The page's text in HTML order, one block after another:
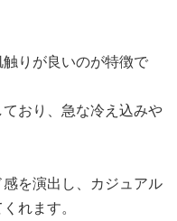
りが良いのが特徴で
おり、急な冷え込みや
を演出し、カジュアル
れます。